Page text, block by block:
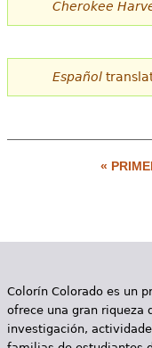
Cherokee
Español
g
n
a
«
Colorín Colorado es un
ofrece una gran riqueza
investigación,